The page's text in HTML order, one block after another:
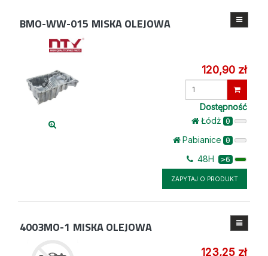
BMO-WW-015 MISKA OLEJOWA
120,90 zł
Wprowadź
Dostępność
Łódż 0
Pabianice 0
48H >6
ZAPYTAJ O PRODUKT
4003MO-1 MISKA OLEJOWA
123,25 zł